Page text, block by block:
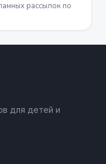
рассылок по
для детей и